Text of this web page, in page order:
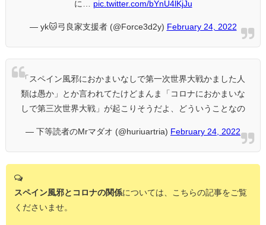
に…
pic.twitter.com/bYnU4lKjJu
— yk🐱弓良家支援者 (@Force3d2y) February 24, 2022
「スペイン風邪におかまいなしで第一次世界大戦かました人
類は愚か」とか言われてたけどまんま「コロナにおかまいな
しで第三次世界大戦」が起こりそうだよ、どういうことなの
— 下等読者のMrマダオ (@huriuartria) February 24, 2022
スペイン風邪とコロナの関係については、こちらの記事をご覧
くださいませ。